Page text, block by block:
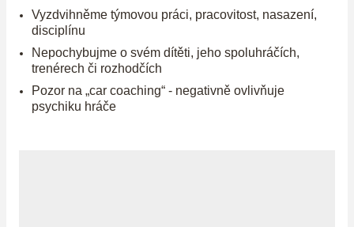
Vyzdvihněme týmovou práci, pracovitost, nasazení,
disciplínu
Nepochybujme o svém dítěti, jeho spoluhráčích,
trenérech či rozhodčích
Pozor na „car coaching“ - negativně ovlivňuje
psychiku hráče